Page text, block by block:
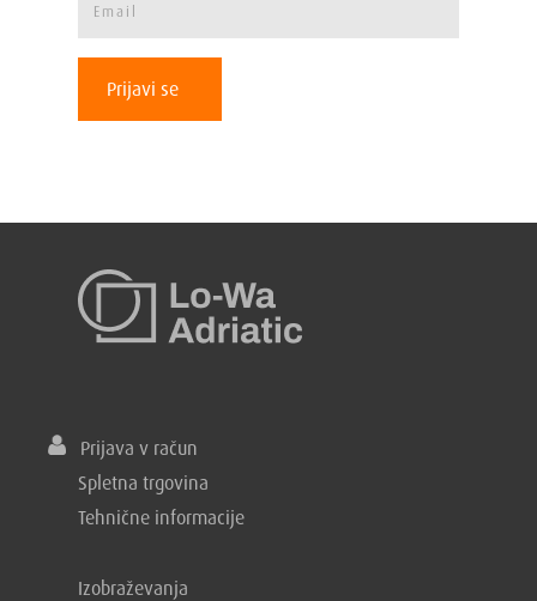
Prijavi se
Prijava v račun
Spletna trgovina
Tehnične informacije
Izobraževanja